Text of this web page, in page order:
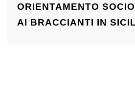
ORIENTAMENTO
AI BRACCIANTI IN